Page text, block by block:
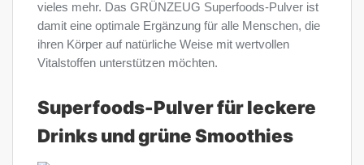
vieles mehr. Das GRÜNZEUG Superfoods-Pulver ist
damit eine optimale Ergänzung für alle Menschen, die
ihren Körper auf natürliche Weise mit wertvollen
Vitalstoffen unterstützen möchten.
Superfoods-Pulver für leckere
Drinks und grüne Smoothies